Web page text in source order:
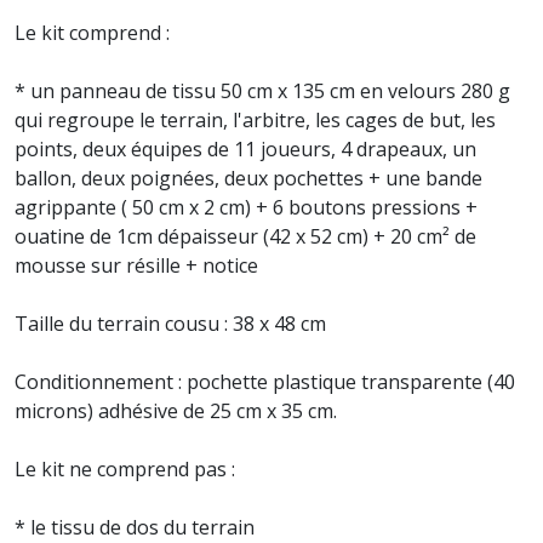
Le kit comprend :
* un panneau de tissu 50 cm x 135 cm en velours 280 g
qui regroupe le terrain, l'arbitre, les cages de but, les
points, deux équipes de 11 joueurs, 4 drapeaux, un
ballon, deux poignées, deux pochettes + une bande
agrippante ( 50 cm x 2 cm) + 6 boutons pressions +
ouatine de 1cm dépaisseur (42 x 52 cm) + 20 cm² de
mousse sur résille + notice
Taille du terrain cousu : 38 x 48 cm
Conditionnement : pochette plastique transparente (40
microns) adhésive de 25 cm x 35 cm.
Le kit ne comprend pas :
* le tissu de dos du terrain